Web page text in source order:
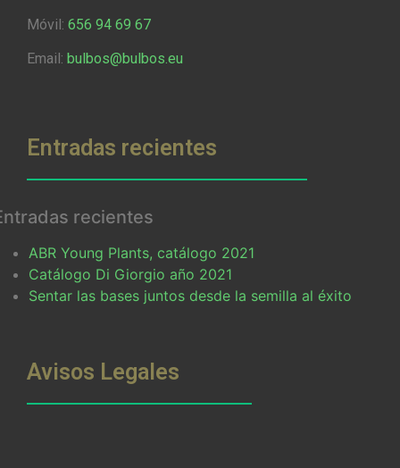
Móvil: 656 94 69 67
Email: bulbos@bulbos.eu
Entradas recientes
recientes
ABR Young Plants, catálogo 2021
Catálogo Di Giorgio año 2021
Sentar las bases juntos desde la semilla al éxito
Avisos Legales